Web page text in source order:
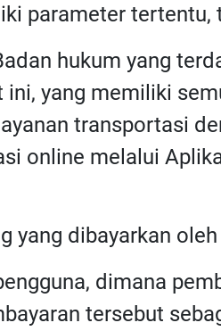
parameter tertentu,
hukum yang
yang memiliki
transportasi
online melalui
yang dibayarkan
dimana
tersebut